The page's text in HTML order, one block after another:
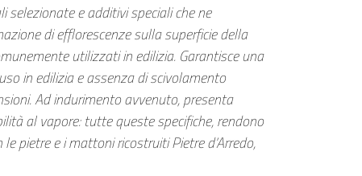
selezionate e additivi speciali che ne
di efflorescenze sulla superficie della
utilizzati in edilizia. Garantisce una
in edilizia e assenza di scivolamento
Ad indurimento avvenuto, presenta
al vapore: tutte queste specifiche, rendono
pietre e i mattoni ricostruiti Pietre d’Arredo,